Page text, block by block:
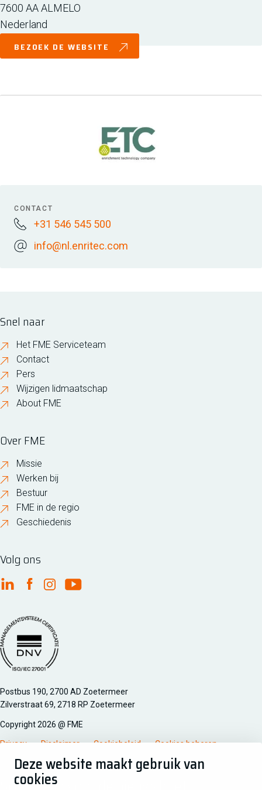
Deze website maakt gebruik van
cookies
7600 AAALMELO
Nederland
BEZOEK DE WEBSITE
CONTACT
+31 546 545 500
info@nl.enritec.com
Snel naar
Het FME Serviceteam
Contact
Pers
Wijzigen lidmaatschap
About FME
Over FME
Missie
Werken bij
Bestuur
FME in de regio
Geschiedenis
Volg ons
FME Linkedin
FME Facebook
FME Instagram
FME Youtube
Managementsyteem certificatie DNV iso/iec 27001
Postbus 190, 2700 AD Zoetermeer
Zilverstraat 69, 2718 RP Zoetermeer
Copyright 2026 @ FME
Privacy Disclaimer Cookiebeleid Cookies beheren